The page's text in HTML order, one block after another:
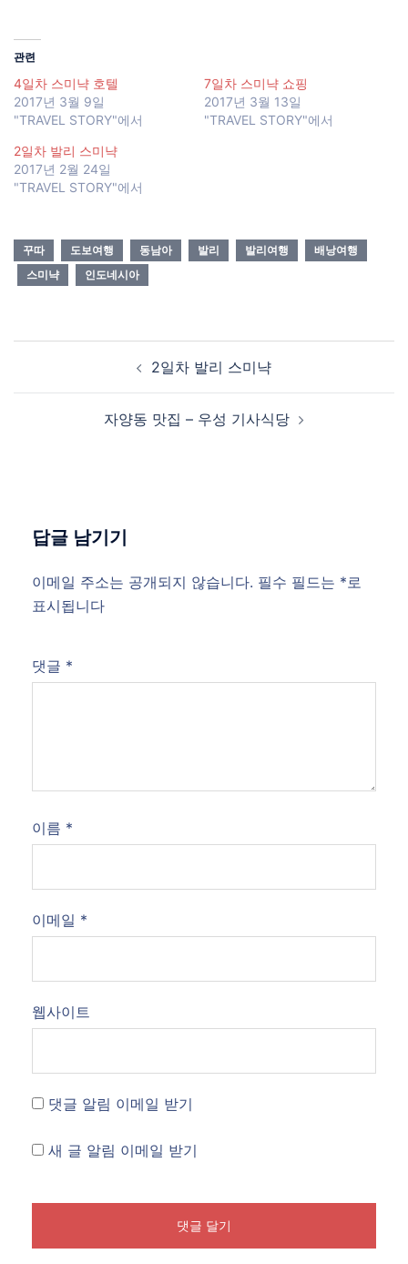
관련
4일차 스미냑 호텔
2017년 3월 9일
"TRAVEL STORY"에서
7일차 스미냑 쇼핑
2017년 3월 13일
"TRAVEL STORY"에서
2일차 발리 스미냑
2017년 2월 24일
"TRAVEL STORY"에서
꾸따 도보여행 동남아 발리 발리여행
배낭여행
스미냑
인도네시아
2일차 발리 스미냑
자양동 맛집 – 우성 기사식당
답글 남기기
이메일 주소는 공개되지 않습니다. 필수 필드는 *로
표시됩니다
댓글 *
이름 *
이메일 *
웹사이트
댓글 알림 이메일 받기
새 글 알림 이메일 받기